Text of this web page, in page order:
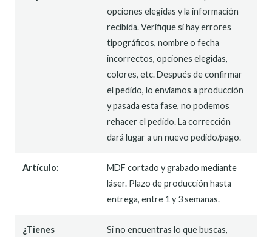
opciones elegidas y la información
recibida. Verifique si hay errores
tipográficos, nombre o fecha
incorrectos, opciones elegidas,
colores, etc. Después de confirmar
el pedido, lo enviamos a producción
y pasada esta fase, no podemos
rehacer el pedido. La corrección
dará lugar a un nuevo pedido/pago.
Artículo:
MDF cortado y grabado mediante
láser. Plazo de producción hasta
entrega, entre 1 y 3 semanas.
¿Tienes
Si no encuentras lo que buscas,